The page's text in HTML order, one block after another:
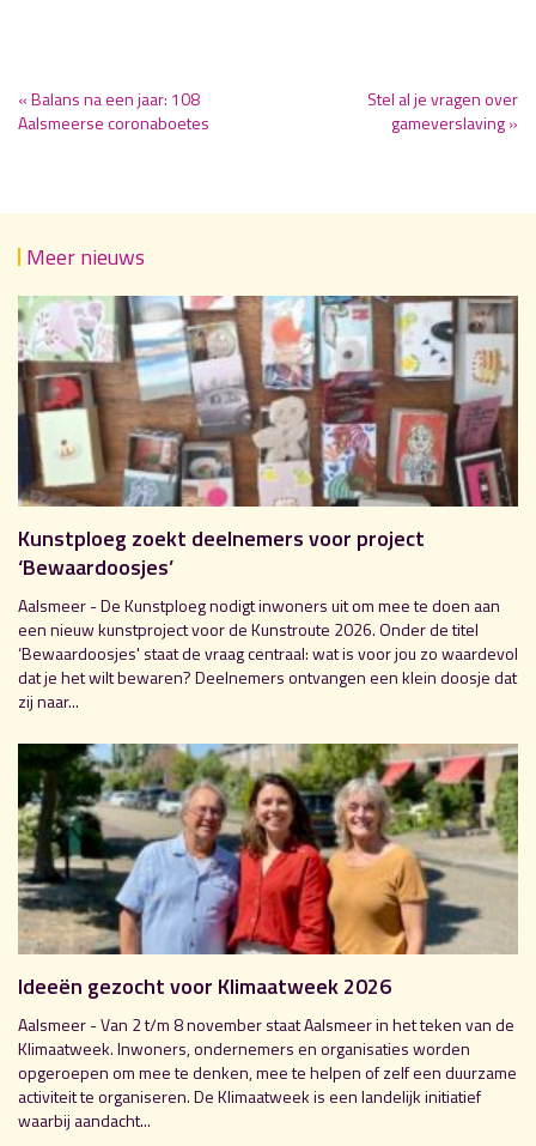
« Balans na een jaar: 108
Aalsmeerse coronaboetes
Stel al je vragen over
gameverslaving »
Meer nieuws
Kunstploeg zoekt deelnemers voor project
‘Bewaardoosjes’
Aalsmeer - De Kunstploeg nodigt inwoners uit om mee te doen aan
een nieuw kunstproject voor de Kunstroute 2026. Onder de titel
‘Bewaardoosjes' staat de vraag centraal: wat is voor jou zo waardevol
dat je het wilt bewaren? Deelnemers ontvangen een klein doosje dat
zij naar...
Ideeën gezocht voor Klimaatweek 2026
Aalsmeer - Van 2 t/m 8 november staat Aalsmeer in het teken van de
Klimaatweek. Inwoners, ondernemers en organisaties worden
opgeroepen om mee te denken, mee te helpen of zelf een duurzame
activiteit te organiseren. De Klimaatweek is een landelijk initiatief
waarbij aandacht...